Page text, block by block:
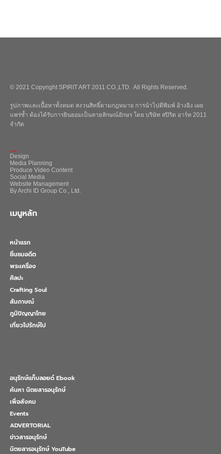
© 2021 Copyright SPIRIT ART 2011 CO.,LTD. All Rights Reserved.
รูปภาพและเนื้อหาทั้งหมด สงวนสิทธิ์ตามกฎหมาย การนำไปตีพิมพ์ อ้างอิง เผย
แพร่ซ้ำ ต้องได้รับการยินยอมเป็นลายลักษณ์อักษร โดย บริษัท สปิริต อาร์ท 2011
จำกัด
Design
Media Planning
Produce Video Content
Social Media
Website Management
By Archi ID Group Co., Ltd.
เมนูหลัก
หน้าแรก
ชื่นชมอดีต
พระเครื่อง
ศิลปะ
Crafting Soul
สัมภาษณ์
ภูมิปัญญาไทย
เที่ยวไปรักษ์ไป
อนุรักษ์แท็บลอยด์ Ebook
ค้นหา นิตยสารอนุรักษ์
เพื่อสังคม
Events
ADVERTORIAL
ข่าวสารอนุรักษ์
นิตยสารอนุรักษ์ YouTube